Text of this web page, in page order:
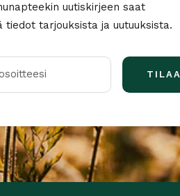
uutiskirjeen saat
tiedot tarjouksista ja uutuuksista.
TILAA